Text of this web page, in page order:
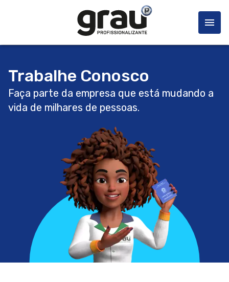
Trabalhe Conosco
Faça parte da empresa que está mudando a
vida de milhares de pessoas.